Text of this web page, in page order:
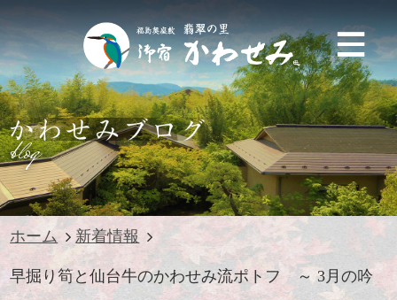
blog
ホーム 新着情報
早掘り筍と仙台牛のかわせみ流ポトフ ～ 3月の吟